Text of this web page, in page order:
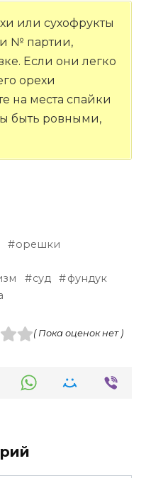
или сухофрукты
и № партии,
Если они легко
орехи
на места спайки
быть ровными,
орешки
суд
фундук
( Пока оценок нет )